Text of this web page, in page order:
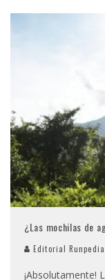
¿Las mochilas de
Editorial Runpedia
¡Absolutamente!